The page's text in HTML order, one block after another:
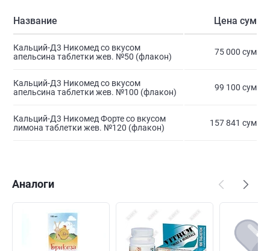
Название Цена сум
Кальций-Д3 Никомед со вкусом
апельсина таблетки жев. №50 (флакон)
75 000 сум
Кальций-Д3 Никомед со вкусом
апельсина таблетки жев. №100 (флакон)
99 100 сум
Кальций-Д3 Никомед Форте со вкусом
лимона таблетки жев. №120 (флакон)
157 841 сум
Аналоги